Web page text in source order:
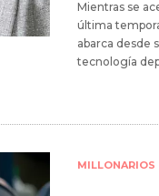
Mientras se
última
abarca desde
tecnología
MILLONARIOS